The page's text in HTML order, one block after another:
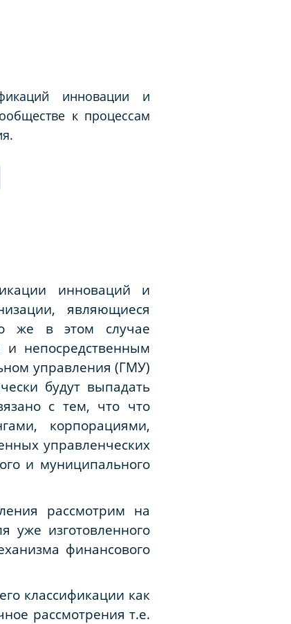
инновации и
к процессам
инноваций и
являющиеся
же в этом случае
и непосредственным
управления (ГМУ)
будут выпадать
с тем, что что
корпорациями,
управленческих
и муниципального
рассмотрим на
уже изготовленного
финансового
классификации как
рассмотрения т.е.